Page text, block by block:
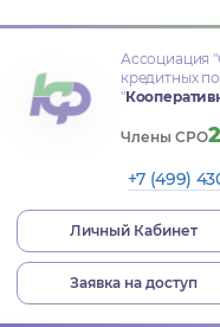
Ассоциация
кредитных
"
Члены СРО
+7 (499)
Личный Кабинет
Заявка на доступ